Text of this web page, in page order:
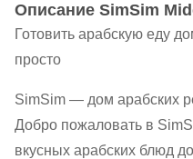
Oписание SimSim
Готовить арабскую еду
просто
SimSim — дом арабских
Добро пожаловать в
вкусных арабских блюд